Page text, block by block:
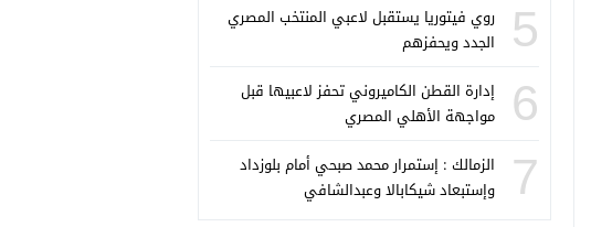
5
روي فيتوريا يستقبل لاعبي المنتخب المصري
الجدد ويحفزهم
6
إدارة القطن الكاميروني تحفز لاعبيها قبل
مواجهة الأهلي المصري
7
الزمالك : إستمرار محمد صبحي أمام بلوزداد
وإستبعاد شيكابالا وعبدالشافي